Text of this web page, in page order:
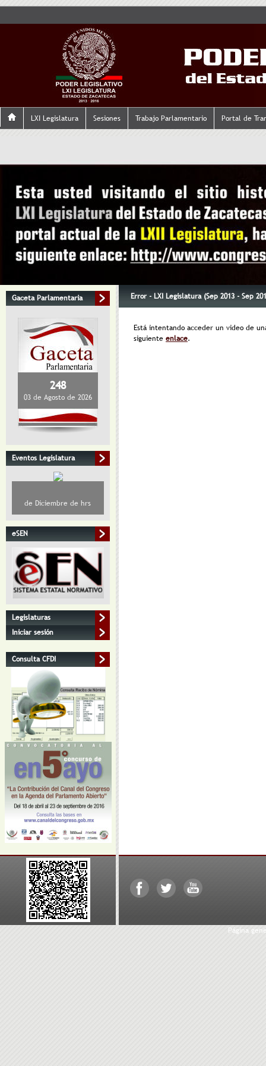
LXI Legislatura Sesiones Trabajo Parlamentario Portal de
Gaceta Parlamentaria
248
03 de Agosto de 2026
Eventos Legislatura
de Diciembre de hrs
eSEN
Legislaturas
Iniciar sesión
Consulta CFDI
Error - LXI Legislatura (Sep 2013 - Sep
Está intentando acceder un video de
siguiente enlace.
Página